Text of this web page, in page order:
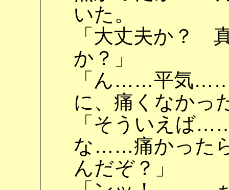
いた。
「大丈夫か？
か？」
「ん……平気……
に、痛くなか
「そういえば
な……痛かった
んだぞ？」